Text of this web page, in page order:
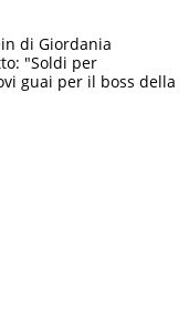
di Giordania
"Soldi per
guai per il boss della